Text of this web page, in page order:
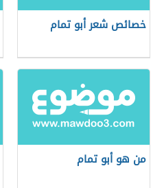
خصائص شعر أبو تمام
من هو أبو تمام